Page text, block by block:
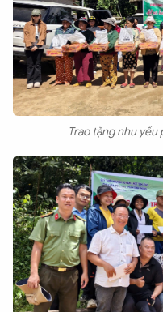
Trao tặng nhu yếu